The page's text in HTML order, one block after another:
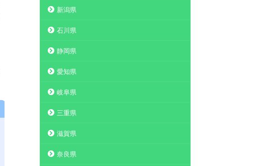
新潟県
石川県
静岡県
愛知県
岐阜県
三重県
滋賀県
奈良県